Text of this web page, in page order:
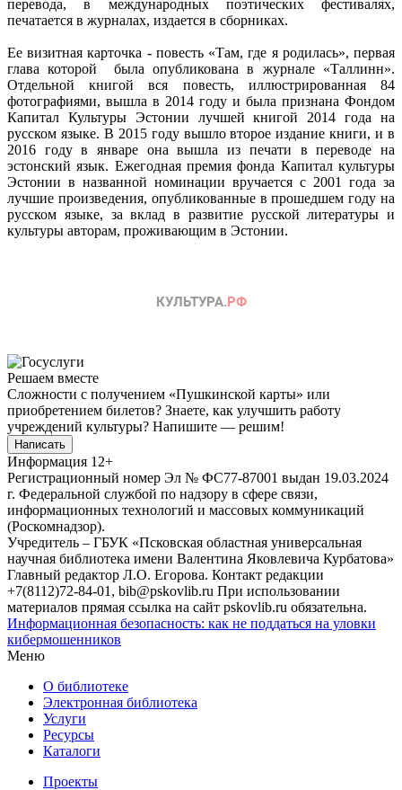
перевода, в международных поэтических фестивалях,
печатается в журналах, издается в сборниках.
Ее визитная карточка - повесть «Там, где я родилась», первая
глава которой была опубликована в журнале «Таллинн».
Отдельной книгой вся повесть, иллюстрированная 84
фотографиями, вышла в 2014 году и была признана Фондом
Капитал Культуры Эстонии лучшей книгой 2014 года на
русском языке. В 2015 году вышло второе издание книги, и в
2016 году в январе она вышла из печати в переводе на
эстонский язык. Ежегодная премия фонда Капитал культуры
Эстонии в названной номинации вручается с 2001 года за
лучшие произведения, опубликованные в прошедшем году на
русском языке, за вклад в развитие русской литературы и
культуры авторам, проживающим в Эстонии.
Решаем вместе
Сложности с получением «Пушкинской карты» или
приобретением билетов? Знаете, как улучшить работу
учреждений культуры? Напишите — решим!
Написать
Информация 12+
Регистрационный номер Эл № ФС77-87001 выдан 19.03.2024
г. Федеральной службой по надзору в сфере связи,
информационных технологий и массовых коммуникаций
(Роскомнадзор).
Учредитель – ГБУК «Псковская областная универсальная
научная библиотека имени Валентина Яковлевича Курбатова»
Главный редактор Л.О. Егорова. Контакт редакции
+7(8112)72-84-01, bib@pskovlib.ru При использовании
материалов прямая ссылка на сайт pskovlib.ru обязательна.
Информационная безопасность: как не поддаться на уловки
кибермошенников
Меню
О библиотеке
Электронная библиотека
Услуги
Ресурсы
Каталоги
Проекты